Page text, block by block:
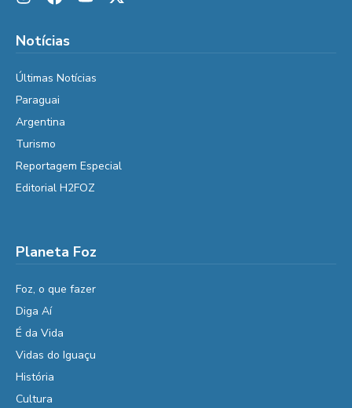
Notícias
Últimas Notícias
Paraguai
Argentina
Turismo
Reportagem Especial
Editorial H2FOZ
Planeta Foz
Foz, o que fazer
Diga Aí
É da Vida
Vidas do Iguaçu
História
Cultura